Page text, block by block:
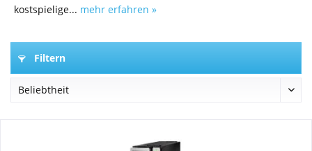
kostspielige... mehr erfahren »
Filtern